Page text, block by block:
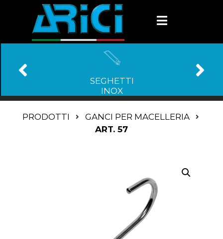
SEGHETTI
INOX
PRODOTTI
GANCI PER MACELLERIA
ART. 57